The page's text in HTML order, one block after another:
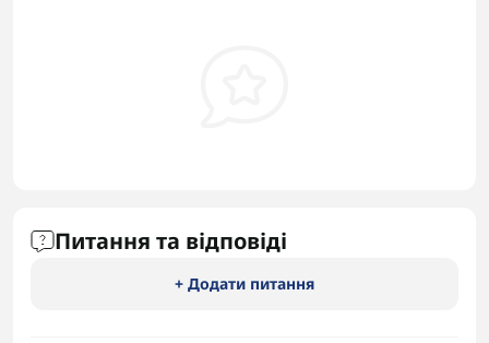
Питання та відповіді
+ Додати питання